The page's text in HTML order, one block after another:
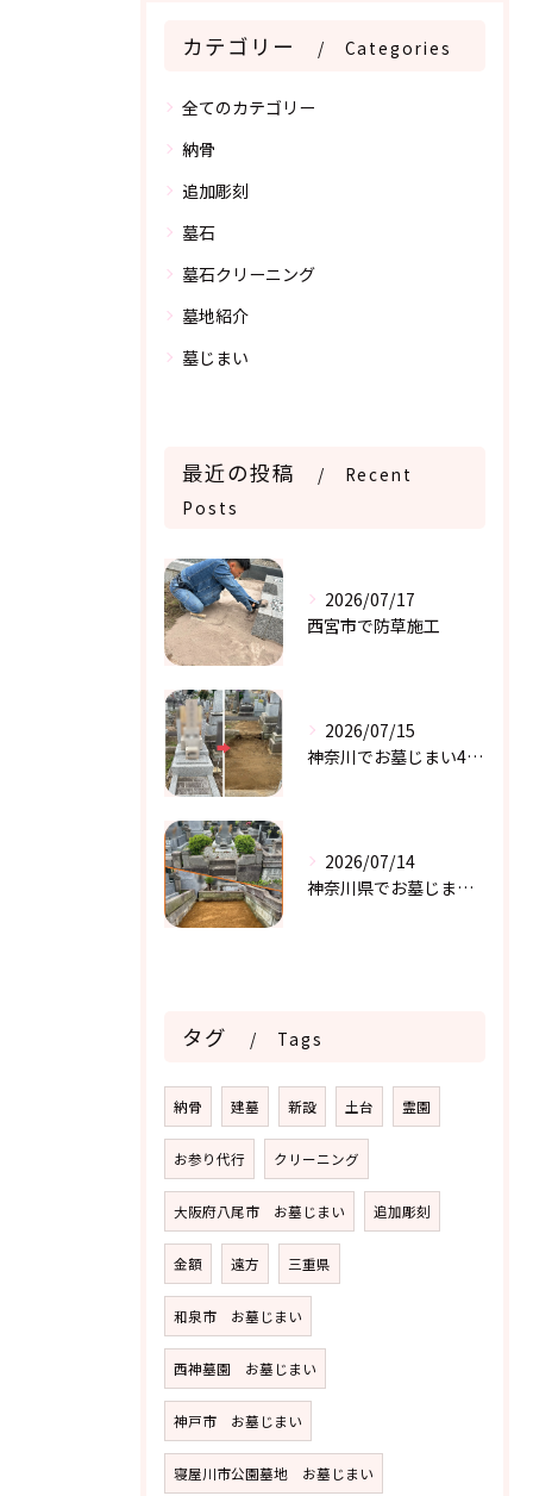
カテゴリー Categories
全てのカテゴリー
納骨
追加彫刻
墓石
墓石クリーニング
墓地紹介
墓じまい
最近の投稿
Recent
Posts
2026/07/17
西宮市で防草施工
2026/07/15
神奈川でお墓じまい4件目
2026/07/14
神奈川県でお墓じまい 3件目
タグ Tags
納骨 建墓 新設 土台 霊園
お参り代行 クリーニング
大阪府八尾市 お墓じまい 追加彫刻
金額 遠方 三重県
和泉市 お墓じまい
西神墓園 お墓じまい
神戸市 お墓じまい
寝屋川市公園墓地 お墓じまい